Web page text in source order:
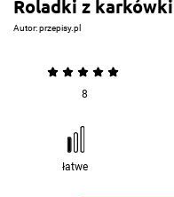
Roladki z
Autor:przepisy.pl
8
łatwe